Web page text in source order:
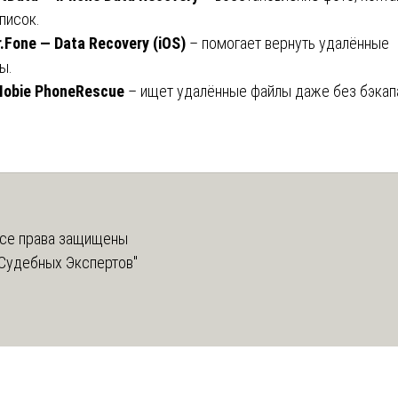
— Data Recovery (iOS) – помогает вернуть удалённые
PhoneRescue – ищет удалённые файлы даже без
права защищены
Экспертов"